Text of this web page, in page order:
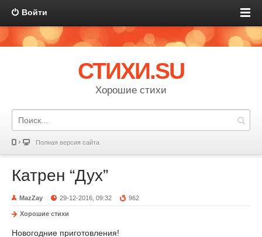
Войти
СТИХИ.SU
Хорошие стихи
Полная версия сайта
Катрен “Дух”
MazZay 29-12-2016, 09:32 962
Хорошие стихи
Новогодние приготовления!